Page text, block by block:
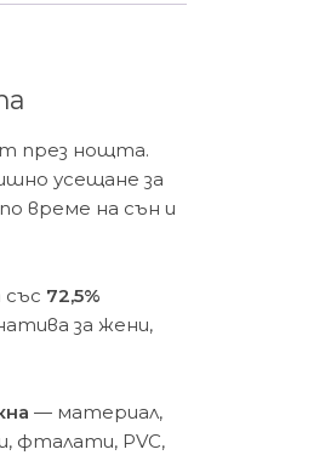
през нощта.
усещане за
време на сън и
72,5%
за жени,
— материал,
фталати, PVC,